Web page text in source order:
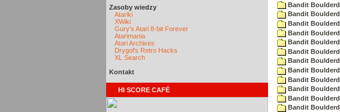
Zasoby wiedzy
Atariki
XWiki
Gury's Atari 8-bit Forever
Atarimania
Atari Archives
Drygol's Retro Hacks
XL Search
Kontakt
HI SCORE CAFÉ
Bandit
Bandit
Bandit
Bandit
Bandit
Bandit
Bandit
Bandit
Bandit
Bandit
Bandit
Bandit